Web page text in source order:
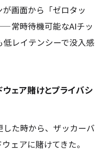
画面から「ゼロタッ
常時待機可能なAIチッ
レイテンシーで没入感
ェア賭けとプライバシ
た時から、ザッカーバ
ェアに賭けてきた。